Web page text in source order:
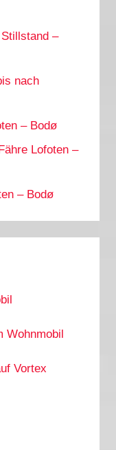
–
nach
– Bodø
Lofoten –
– Bodø
Wohnmobil
Vortex